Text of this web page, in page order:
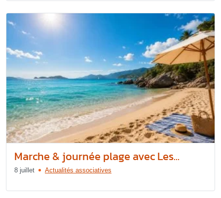
Marche & journée plage avec Les...
8 juillet Actualités associatives